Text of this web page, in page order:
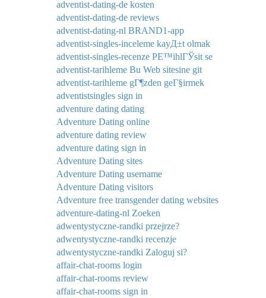
adventist-dating-de kosten
adventist-dating-de reviews
adventist-dating-nl BRAND1-app
adventist-singles-inceleme kayД±t olmak
adventist-singles-recenze PЕ™ihlГЎsit se
adventist-tarihleme Bu Web sitesine git
adventist-tarihleme gГ¶zden geГ§irmek
adventistsingles sign in
adventure dating dating
Adventure Dating online
adventure dating review
adventure dating sign in
Adventure Dating sites
Adventure Dating username
Adventure Dating visitors
Adventure free transgender dating websites
adventure-dating-nl Zoeken
adwentystyczne-randki przejrze?
adwentystyczne-randki recenzje
adwentystyczne-randki Zaloguj si?
affair-chat-rooms login
affair-chat-rooms review
affair-chat-rooms sign in